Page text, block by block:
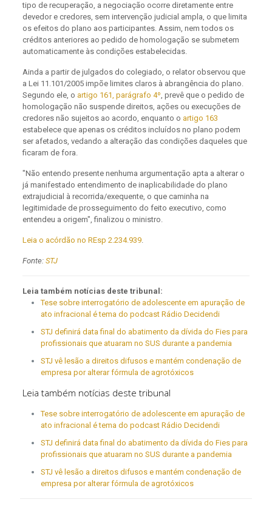
tipo de recuperação, a negociação ocorre diretamente entre
devedor e credores, sem intervenção judicial ampla, o que limita
os efeitos do plano aos participantes. Assim, nem todos os
créditos anteriores ao pedido de homologação se submetem
automaticamente às condições estabelecidas.
Ainda a partir de julgados do colegiado, o relator observou que
a Lei 11.101/2005 impõe limites claros à abrangência do plano.
Segundo ele, o artigo 161, parágrafo 4º, prevê que o pedido de
homologação não suspende direitos, ações ou execuções de
credores não sujeitos ao acordo, enquanto o artigo 163
estabelece que apenas os créditos incluídos no plano podem
ser afetados, vedando a alteração das condições daqueles que
ficaram de fora.
"Não entendo presente nenhuma argumentação apta a alterar o
já manifestado entendimento de inaplicabilidade do plano
extrajudicial à recorrida/exequente, o que caminha na
legitimidade de prosseguimento do feito executivo, como
entendeu a origem", finalizou o ministro.
Leia o acórdão no REsp 2.234.939.
Fonte: STJ
Leia também notícias deste tribunal:
Tese sobre interrogatório de adolescente em apuração de
ato infracional é tema do podcast Rádio Decidendi
STJ definirá data final do abatimento da dívida do Fies para
profissionais que atuaram no SUS durante a pandemia
STJ vê lesão a direitos difusos e mantém condenação de
empresa por alterar fórmula de agrotóxicos
Leia também notícias deste tribunal
Tese sobre interrogatório de adolescente em apuração de
ato infracional é tema do podcast Rádio Decidendi
STJ definirá data final do abatimento da dívida do Fies para
profissionais que atuaram no SUS durante a pandemia
STJ vê lesão a direitos difusos e mantém condenação de
empresa por alterar fórmula de agrotóxicos